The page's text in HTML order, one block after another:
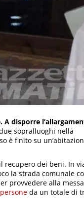
disporre
sopralluoghi nella
è finito su
recupero dei beni. In
la strada comunale
provvedere alla
da un totale di